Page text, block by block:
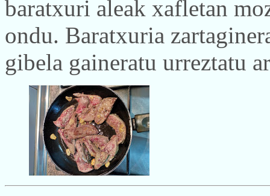
baratxuri aleak xafletan
ondu. Baratxuria
gibela gaineratu urreztatu